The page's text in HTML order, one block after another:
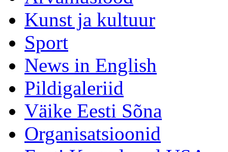
Kunst ja kultuur
Sport
News in English
Pildigaleriid
Väike Eesti Sõna
Organisatsioonid